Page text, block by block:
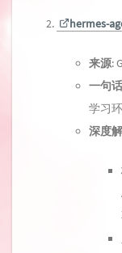
hermes-
来源:
一句
学习
深度